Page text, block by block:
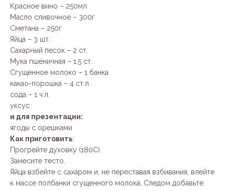
Красное вино – 250мл
Масло сливочное – 300г
Сметана – 250г
Яйца – 3 шт.
Сахарный песок – 2 ст.
Мука пшеничная – 1,5 ст.
Сгущенное молоко – 1 банка
какао-порошка – 4 ст.л.
сода – 1 ч.л.
уксус
и для презентации:
ягоды с орешками
Как приготовить:
Прогрейте духовку (180С).
Замесите тесто.
Яйца взбейте с сахаром и, не переставая взбивания, влейте
к массе полбанки сгущенного молока. Следом добавьте